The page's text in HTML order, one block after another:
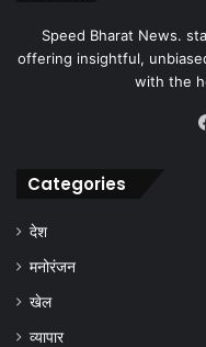
Speed Bharat News.
offering insightful,
with the
Categories
देश
मनोरंजन
खेल
व्यापार